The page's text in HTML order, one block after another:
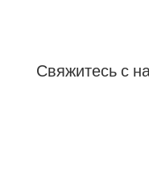
Свяжитесь с